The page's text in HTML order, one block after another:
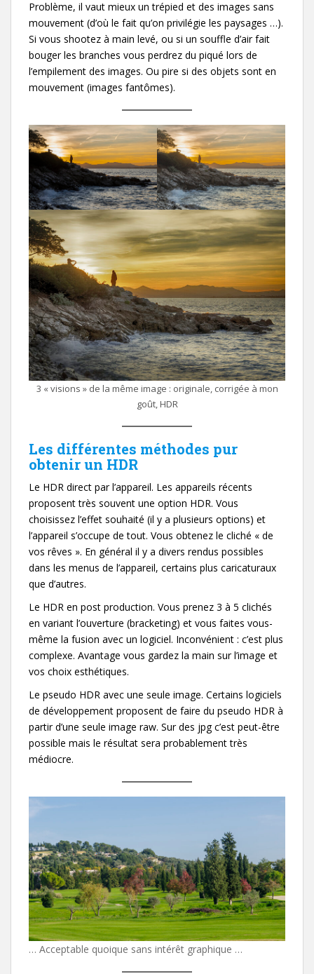
Problème, il vaut mieux un trépied et des images sans
mouvement (d’où le fait qu’on privilégie les paysages …).
Si vous shootez à main levé, ou si un souffle d’air fait
bouger les branches vous perdrez du piqué lors de
l’empilement des images. Ou pire si des objets sont en
mouvement (images fantômes).
3 « visions » de la même image : originale, corrigée à mon
goût, HDR
Les différentes méthodes pur
obtenir un HDR
Le HDR direct par l’appareil. Les appareils récents
proposent très souvent une option HDR. Vous
choisissez l’effet souhaité (il y a plusieurs options) et
l’appareil s’occupe de tout. Vous obtenez le cliché « de
vos rêves ». En général il y a divers rendus possibles
dans les menus de l’appareil, certains plus caricaturaux
que d’autres.
Le HDR en post production. Vous prenez 3 à 5 clichés
en variant l’ouverture (bracketing) et vous faites vous-
même la fusion avec un logiciel. Inconvénient : c’est plus
complexe. Avantage vous gardez la main sur l’image et
vos choix esthétiques.
Le pseudo HDR avec une seule image. Certains logiciels
de développement proposent de faire du pseudo HDR à
partir d’une seule image raw. Sur des jpg c’est peut-être
possible mais le résultat sera probablement très
médiocre.
… Acceptable quoique sans intérêt graphique …